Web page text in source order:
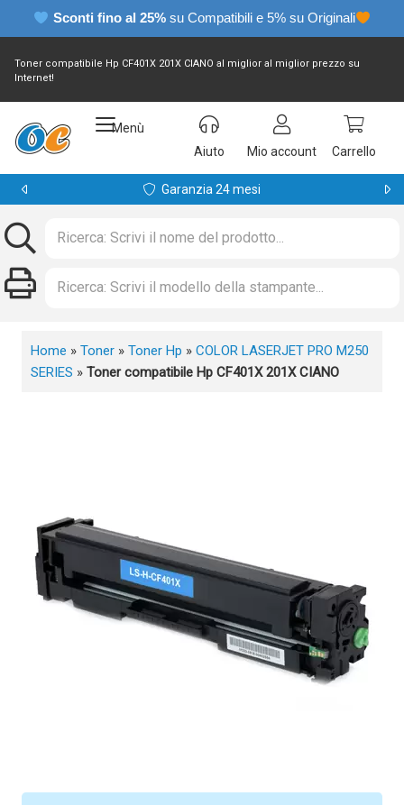
Sconti fino al 25% su Compatibili e 5% su Originali
Toner compatibile Hp CF401X 201X CIANO al miglior al miglior prezzo su
Internet!
Menù
Aiuto
Mio account Carrello
Garanzia 24 mesi
Home » Toner » Toner Hp » COLOR LASERJET PRO M250
SERIES » Toner compatibile Hp CF401X 201X CIANO